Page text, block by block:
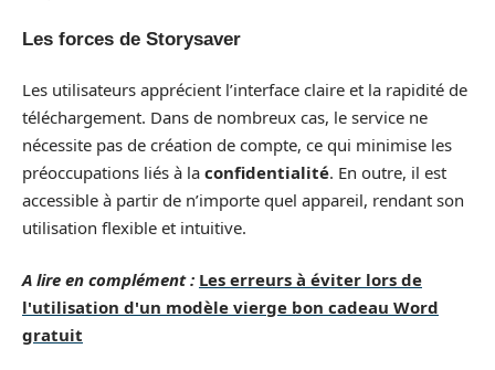
Les forces de Storysaver
Les utilisateurs apprécient l’interface claire et la rapidité de
téléchargement. Dans de nombreux cas, le service ne
nécessite pas de création de compte, ce qui minimise les
préoccupations liés à la confidentialité. En outre, il est
accessible à partir de n’importe quel appareil, rendant son
utilisation flexible et intuitive.
A lire en complément : Les erreurs à éviter lors de
l'utilisation d'un modèle vierge bon cadeau Word
gratuit